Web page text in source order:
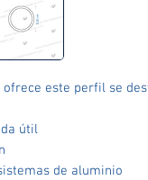
este perfil se
útil
de aluminio